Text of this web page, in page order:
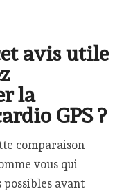
avis utile
la
GPS ?
comparaison
vous qui
avant